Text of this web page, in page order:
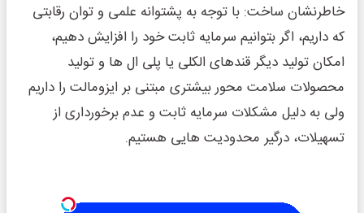
خاطرنشان ساخت: با توجه به پشتوانه علمی و توان رقابتی
که داریم، اگر بتوانیم سرمایه ثابت خود را افزایش دهیم،
امکان تولید دیگر قندهای الکلی یا پلی ال ها و تولید
محصولات سلامت محور بیشتری مبتنی بر ایزومالت را داریم
ولی به دلیل مشکلات سرمایه ثابت و عدم برخورداری از
تسهیلات، درگیر محدودیت هایی هستیم.